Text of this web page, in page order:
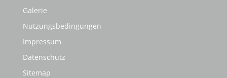
Galerie
Nutzungsbedingungen
Impressum
Datenschutz
Sitemap